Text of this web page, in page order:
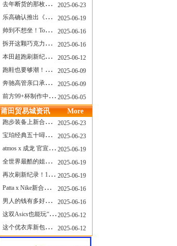
去年断货的那枚表， CASIO指环表又要发售了
2025-06-23
乐高确认推出《哥斯拉》积木，这设计也太酷了！
2025-06-19
帅到不想坐！Tom Sachs x Helinox 这把露营椅太炸了
2025-06-16
拆开这颗巧克力，居然是皮卡丘？
2025-06-16
本田超跑刷新纪录了！700万元成交价
2025-06-12
跑鞋也要够潮！昂跑 x Slam Jam 联名即将发售
2025-06-09
奔驰高管亲口承认：电动G级，完全失败了！
2025-06-09
前方99+杯制作中！「爷爷不泡茶」苹果狗、桃桃喵，今夏顶流潮饮！
2025-06-05
莆田贸易城资讯 More
跑步装备上新合集，最近有什么可以关注的呢？
2025-06-23
宝珀经典五十噚家族再添新员 适配所有腕围的38mm小表径腕表亮相
2025-06-23
atmos x 成龙 官宣，《警察故事》联名短袖公布！
2025-06-19
全世界最酷的姐姐，和Nike联名的鞋要来了！
2025-06-19
再次刷新纪录！14只 LABUBU 共拍出240万元
2025-06-19
Patta x Nike新合作提前泄露，这次的服饰周边也有亮点？
2025-06-16
男人的钱有多好赚？四个大学生创业卖短裤，年销8个亿！
2025-06-16
这双Asics也能玩“牛仔感”？TOGA联名即将登场！
2025-06-12
这个优衣库新包，能火起来吗？
2025-06-12